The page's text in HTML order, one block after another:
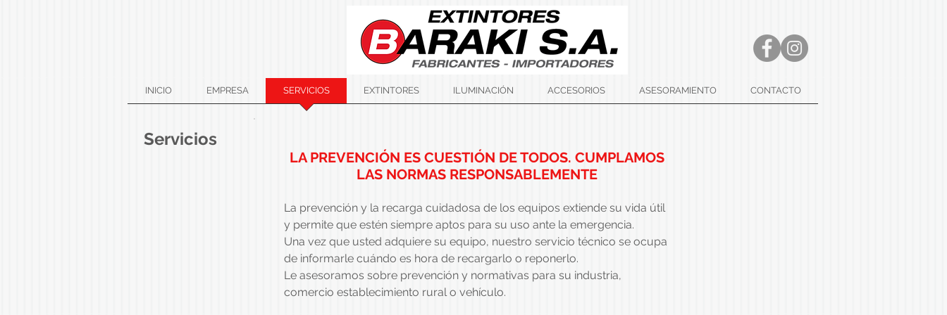
INICIO EMPRESA SERVICIOS EXTINTORES ILUMINACIÓN ACCESORIOS ASESORAMIENTO CONTACTO
LA PREVENCIÓN ES CUESTIÓN DE TODOS. CUMPLAMOS
LAS NORMAS RESPONSABLEMENTE
La prevención y la recarga cuidadosa de los equipos extiende su vida útil
y permite que estén siempre aptos para su uso ante la emergencia.
Una vez que usted adquiere su equipo, nuestro servicio técnico se ocupa
de informarle cuándo es hora de recargarlo o reponerlo.
Le asesoramos sobre prevención y normativas para su industria,
comercio establecimiento rural o vehículo.
Servicios